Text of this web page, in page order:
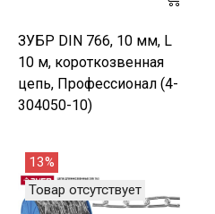
ЗУБР DIN 766, 10 мм, L
10 м, короткозвенная
цепь, Профессионал (4-
304050-10)
13%
Товар отсутствует